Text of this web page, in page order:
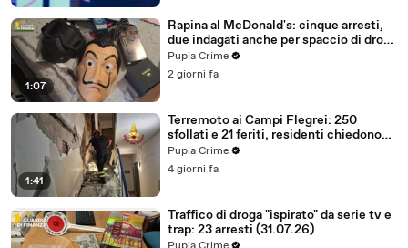
1:07
Rapina al McDonald's: cinque arresti,
due indagati anche per spaccio di droga
(03.08.26)
Pupia Crime
2 giorni fa
1:41
Terremoto ai Campi Flegrei: 250
sfollati e 21 feriti, residenti chiedono
certezze sul futuro (01.08.26)
Pupia Crime
4 giorni fa
Traffico di droga "ispirato" da serie tv e
trap: 23 arresti (31.07.26)